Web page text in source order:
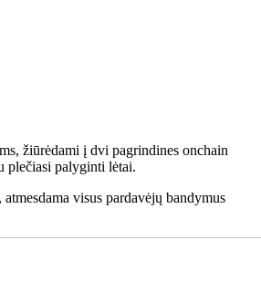
žiūrėdami į dvi pagrindines onchain
plečiasi palyginti lėtai.
visus pardavėjų bandymus